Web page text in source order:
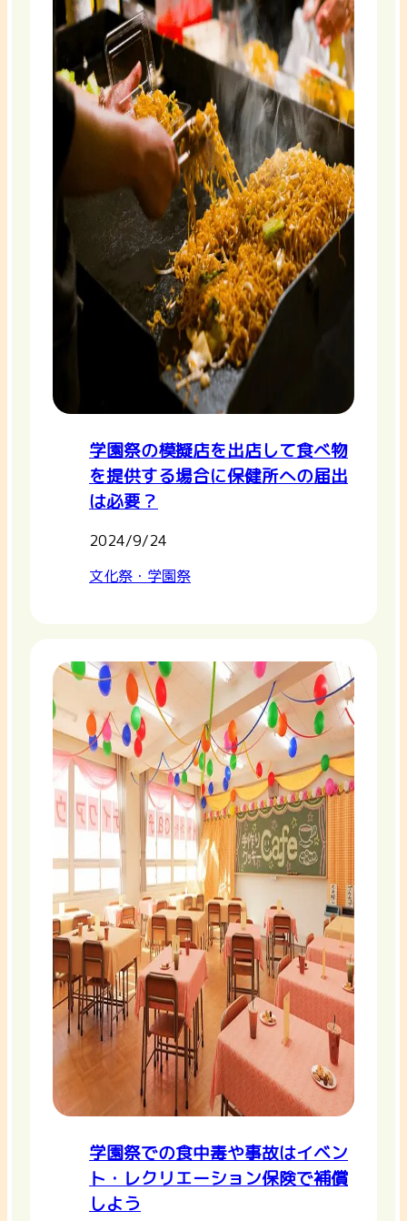
学園祭の模擬店を出店して食べ物
を提供する場合に保健所への届出
は必要？
2024/9/24
文化祭・学園祭
学園祭での食中毒や事故はイベン
ト・レクリエーション保険で補償
しよう